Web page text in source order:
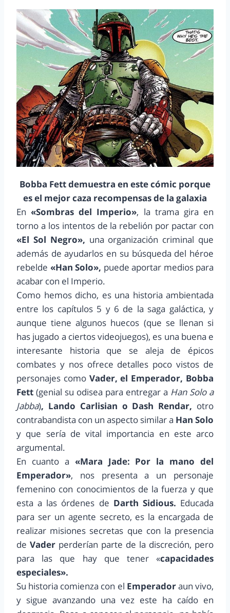
Bobba Fett demuestra en este cómic porque
es el mejor caza recompensas de la galaxia
En«Sombras del Imperio», la trama gira en
torno a los intentos de la rebelión por pactar con
«El Sol Negro», una organización criminal que
además de ayudarlos en su búsqueda del héroe
rebelde «Han Solo», puede aportar medios para
acabar con el Imperio.
Como hemos dicho, es una historia ambientada
entre los capítulos 5 y 6 de la saga galáctica, y
aunque tiene algunos huecos (que se llenan si
has jugado a ciertos videojuegos), es una buena e
interesante historia que se aleja de épicos
combates y nos ofrece detalles poco vistos de
personajes como Vader, el Emperador, Bobba
Fett (genial su odisea para entregar a Han Solo a
Jabba), Lando Carlisian o Dash Rendar, otro
contrabandista con un aspecto similar a Han Solo
y que sería de vital importancia en este arco
argumental.
En cuanto a «Mara Jade: Por la mano del
Emperador», nos presenta a un personaje
femenino con conocimientos de la fuerza y que
esta a las órdenes de Darth Sidious. Educada
para ser un agente secreto, es la encargada de
realizar misiones secretas que con la presencia
de Vader perderían parte de la discreción, pero
para las que hay que tener «capacidades
especiales».
Su historia comienza con el Emperadoraun vivo,
y sigue avanzando una vez este ha caído en